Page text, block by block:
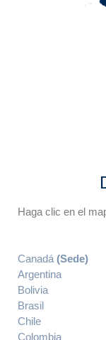
Haga clic en el
Canadá (Sede)
Argentina
Bolivia
Brasil
Chile
Colombia